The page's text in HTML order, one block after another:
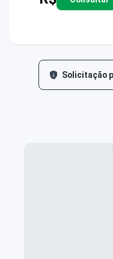
Solicitação